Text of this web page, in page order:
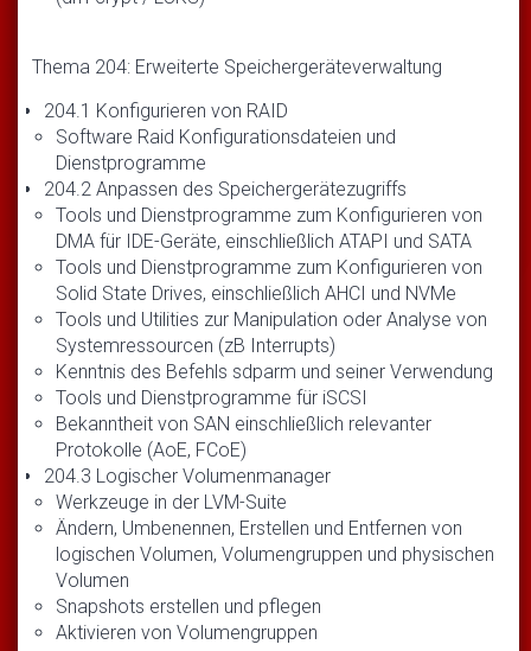
Thema 204: Erweiterte Speichergeräteverwaltung
204.1 Konfigurieren von RAID
Software Raid Konfigurationsdateien und
Dienstprogramme
204.2 Anpassen des Speichergerätezugriffs
Tools und Dienstprogramme zum Konfigurieren von
DMA für IDE-Geräte, einschließlich ATAPI und SATA
Tools und Dienstprogramme zum Konfigurieren von
Solid State Drives, einschließlich AHCI und NVMe
Tools und Utilities zur Manipulation oder Analyse von
Systemressourcen (zB Interrupts)
Kenntnis des Befehls sdparm und seiner Verwendung
Tools und Dienstprogramme für iSCSI
Bekanntheit von SAN einschließlich relevanter
Protokolle (AoE, FCoE)
204.3 Logischer Volumenmanager
Werkzeuge in der LVM-Suite
Ändern, Umbenennen, Erstellen und Entfernen von
logischen Volumen, Volumengruppen und physischen
Volumen
Snapshots erstellen und pflegen
Aktivieren von Volumengruppen